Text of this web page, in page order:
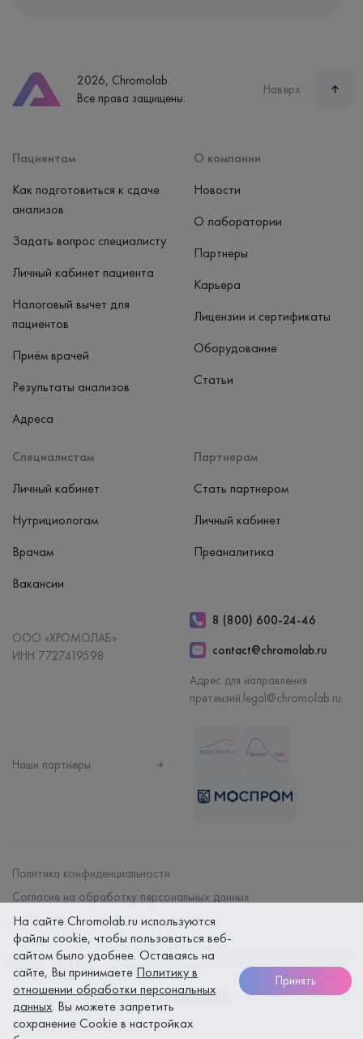
Часы работы
пн-вс: 7:30-15:00
2026, Chromolab.
Все права защищены.
Наверх
Пациентам
Как подготовиться к сдаче
анализов
Задать вопрос специалисту
Личный кабинет пациента
Налоговый вычет для
пациентов
Приём врачей
Результаты анализов
Адреса
Специалистам
Личный кабинет
Нутрициологам
Врачам
Вакансии
Партнерам
Стать партнером
Личный кабинет
Преаналитика
О компании
Новости
О лаборатории
Партнеры
Карьера
Лицензии и сертификаты
Оборудование
Статьи
ООО «ХРОМОЛАБ»
ИНН 7727419598
8 (800) 600-24-46
contact@chromolab.ru
Адрес для направления
претензий:legal@chromolab.ru
Наши партнеры
Политика конфиденциальности
Согласие на обработку персональных данных
Договор на оказание мед. услуг
Безопасность платежей гарантируется использованием SSL
протокола. Данные вашей банковской карты надежно защищены при
оплате онлайн
Сайт разработанmegaBit
На сайте Chromolab.ru используются
файлы cookie, чтобы пользоваться веб-
сайтом было удобнее. Оставаясь на
сайте, Вы принимаете Политику в
отношении обработки персональных
данных. Вы можете запретить
сохранение Cookie в настройках
Принять